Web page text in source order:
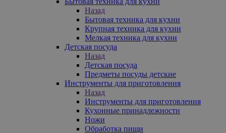
Назад
Бытовая техника для кухни
Крупная техника для кухни
Мелкая техника для кухни
Детская посуда
Назад
Детская посуда
Предметы посуды детские
Инструменты для приготовления
Назад
Инструменты для приготовления
Кухонные принадлежности
Ножи
Обработка пищи